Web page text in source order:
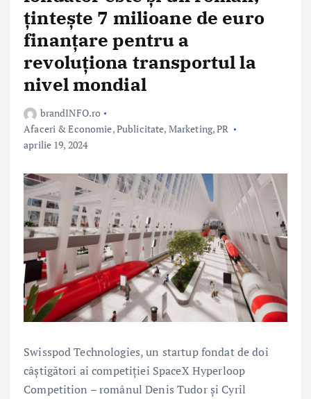
țintește 7 milioane de euro
finanțare pentru a
revoluționa transportul la
nivel mondial
brandINFO.ro
Afaceri & Economie,Publicitate, Marketing, PR
aprilie 19, 2024
Swisspod Technologies, un startup fondat de doi
câștigători ai competiției SpaceX Hyperloop
Competition – românul Denis Tudor și Cyril